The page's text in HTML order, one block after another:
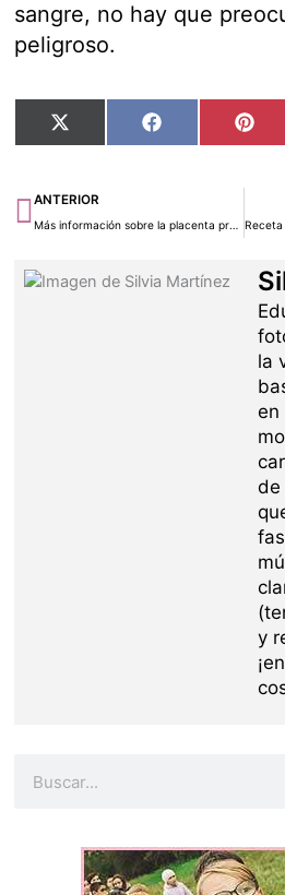
sangre, no hay que
peligroso.
Compartir
en
X
(Twitter)
Compartir
en
Facebook
en
Ant
ANTERIOR
Más información sobre la placenta previa
la
en
de
y